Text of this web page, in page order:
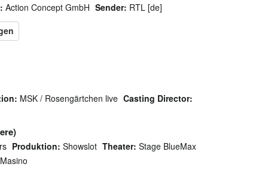
Action Concept GmbH Sender: RTL [de]
MSK / Rosengärtchen live Casting Director:
Produktion: Showslot Theater: Stage BlueMax